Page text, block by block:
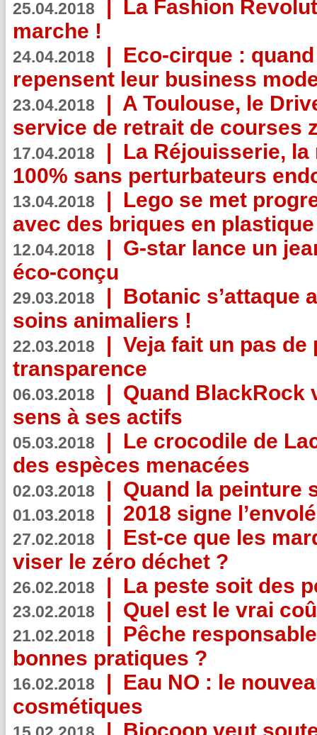
25.04.2018 | La Fashion
marche !
24.04.2018 | Eco-cirque :
repensent leur business
23.04.2018 | A Toulouse, le
service de retrait de courses
17.04.2018 | La Réjouisserie,
100% sans perturbateurs
13.04.2018 | Lego se met
avec des briques en
12.04.2018 | G-star lance un
éco-conçu
29.03.2018 | Botanic s’attaque
soins animaliers !
22.03.2018 | Veja fait un pas de
transparence
06.03.2018 | Quand BlackRock
sens à ses actifs
05.03.2018 | Le crocodile de
des espèces menacées
02.03.2018 | Quand la peinture
01.03.2018 | 2018 signe
27.02.2018 | Est-ce que les
viser le zéro déchet ?
26.02.2018 | La peste soit des
23.02.2018 | Quel est le vrai
21.02.2018 | Pêche
bonnes pratiques ?
16.02.2018 | Eau NO : le
cosmétiques